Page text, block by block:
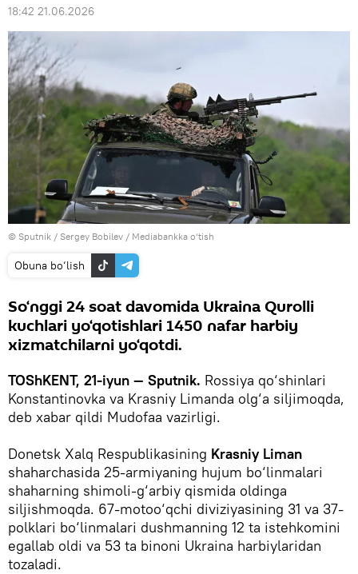
18:42 21.06.2026
© Sputnik / Sergey Bobilev / Mediabankka o‘tish
Obuna bo‘lish
So‘nggi 24 soat davomida Ukraina Qurolli
kuchlari yo‘qotishlari 1450 nafar harbiy
xizmatchilarni yo‘qotdi.
TOShKENT, 21-iyun — Sputnik. Rossiya qo‘shinlari
Konstantinovka va Krasniy Limanda olg‘a siljimoqda,
deb xabar qildi Mudofaa vazirligi.
Donetsk Xalq Respublikasining Krasniy Liman
shaharchasida 25-armiyaning hujum bo‘linmalari
shaharning shimoli-g‘arbiy qismida oldinga
siljishmoqda. 67-motoo‘qchi diviziyasining 31 va 37-
polklari bo‘linmalari dushmanning 12 ta istehkomini
egallab oldi va 53 ta binoni Ukraina harbiylaridan
tozaladi.